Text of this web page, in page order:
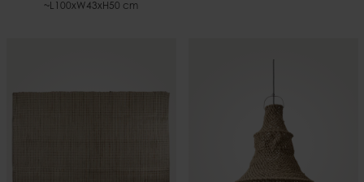
~L100xW43xH50 cm